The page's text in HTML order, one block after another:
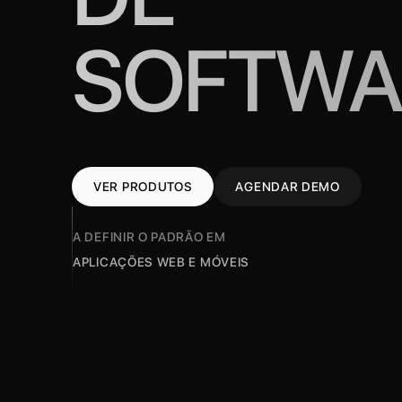
VER PRODUTOS AGENDAR DEMO
A DEFINIR O PADRÃO EM
APLICAÇÕES WEB E MÓVEIS